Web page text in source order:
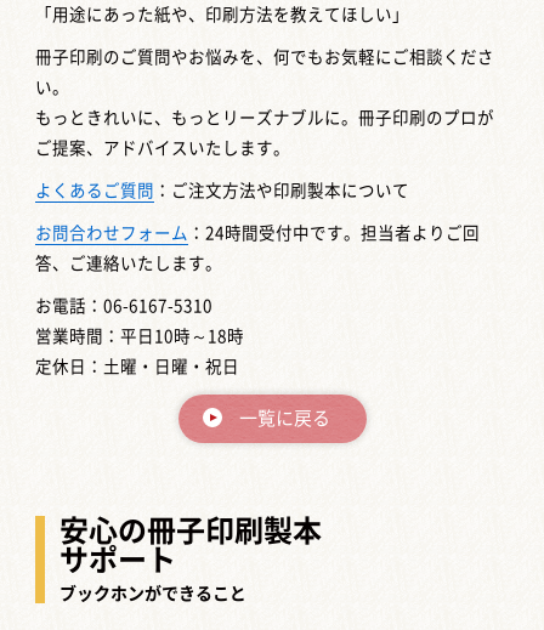
「用途にあった紙や、印刷方法を教えてほしい」
冊子印刷のご質問やお悩みを、何でもお気軽にご相談くださ
い。
もっときれいに、もっとリーズナブルに。冊子印刷のプロが
ご提案、アドバイスいたします。
よくあるご質問 ：ご注文方法や印刷製本について
お問合わせフォーム ：24時間受付中です。担当者よりご回
答、ご連絡いたします。
お電話：06-6167-5310
営業時間：平日10時～18時
定休日：土曜・日曜・祝日
一覧に戻る
安心の冊子印刷製本
サポート
ブックホンができること